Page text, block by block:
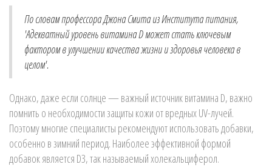
По словам профессора Джона Смита из Института питания,
'Адекватный уровень витамина D может стать ключевым
фактором в улучшении качества жизни и здоровья человека в
целом'.
Однако, даже если солнце — важный источник витамина D, важно
помнить о необходимости защиты кожи от вредных UV-лучей.
Поэтому многие специалисты рекомендуют использовать добавки,
особенно в зимний период. Наиболее эффективной формой
добавок является D3, так называемый холекальциферол.